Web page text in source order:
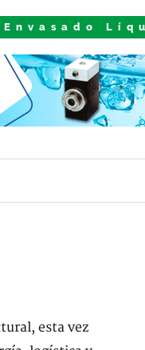
esta vez